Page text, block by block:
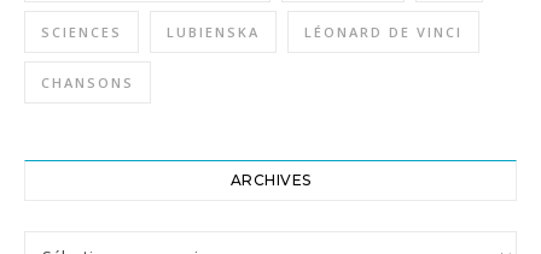
SCIENCES LUBIENSKA LÉONARD DE VINCI
CHANSONS
ARCHIVES